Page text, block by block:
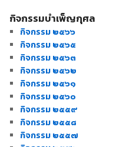
กิจกรรมบำเพ็ญกุศล
กิจกรรม ๒๕๖๖
กิจกรรม ๒๕๖๕
กิจกรรม ๒๕๖๓
กิจกรรม ๒๕๖๒
กิจกรรม ๒๕๖๑
กิจกรรม ๒๕๖๐
กิจกรรม ๒๕๕๙
กิจกรรม ๒๕๕๘
กิจกรรม ๒๕๕๗